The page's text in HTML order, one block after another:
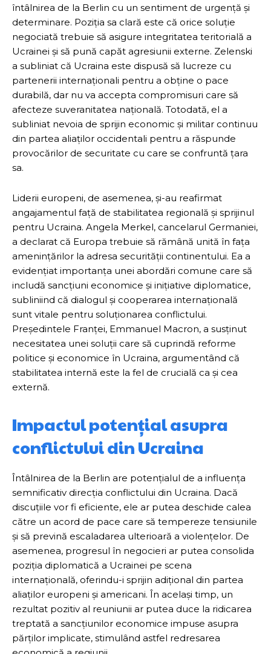
întâlnirea de la Berlin cu un sentiment de urgență și
determinare. Poziția sa clară este că orice soluție
negociată trebuie să asigure integritatea teritorială a
Ucrainei și să pună capăt agresiunii externe. Zelenski
a subliniat că Ucraina este dispusă să lucreze cu
partenerii internaționali pentru a obține o pace
durabilă, dar nu va accepta compromisuri care să
afecteze suveranitatea națională. Totodată, el a
subliniat nevoia de sprijin economic și militar continuu
din partea aliaților occidentali pentru a răspunde
provocărilor de securitate cu care se confruntă țara
sa.
Liderii europeni, de asemenea, și-au reafirmat
angajamentul față de stabilitatea regională și sprijinul
pentru Ucraina. Angela Merkel, cancelarul Germaniei,
a declarat că Europa trebuie să rămână unită în fața
amenințărilor la adresa securității continentului. Ea a
evidențiat importanța unei abordări comune care să
includă sancțiuni economice și inițiative diplomatice,
subliniind că dialogul și cooperarea internațională
sunt vitale pentru soluționarea conflictului.
Președintele Franței, Emmanuel Macron, a susținut
necesitatea unei soluții care să cuprindă reforme
politice și economice în Ucraina, argumentând că
stabilitatea internă este la fel de crucială ca și cea
externă.
Impactul potențial asupra
conflictului din Ucraina
Întâlnirea de la Berlin are potențialul de a influența
semnificativ direcția conflictului din Ucraina. Dacă
discuțiile vor fi eficiente, ele ar putea deschide calea
către un acord de pace care să tempereze tensiunile
și să prevină escaladarea ulterioară a violențelor. De
asemenea, progresul în negocieri ar putea consolida
poziția diplomatică a Ucrainei pe scena
internațională, oferindu-i sprijin adițional din partea
aliaților europeni și americani. În același timp, un
rezultat pozitiv al reuniunii ar putea duce la ridicarea
treptată a sancțiunilor economice impuse asupra
părților implicate, stimulând astfel redresarea